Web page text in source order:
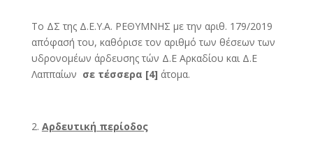
Το ΔΣ της Δ.Ε.Υ.Α. ΡΕΘΥΜΝΗΣ με την αριθ. 179/2019
απόφασή του, καθόρισε τον αριθμό των θέσεων των
υδρονομέων άρδευσης τών Δ.Ε Αρκαδίου και Δ.Ε
Λαππαίων σε τέσσερα [4] άτομα.
Αρδευτική περίοδος